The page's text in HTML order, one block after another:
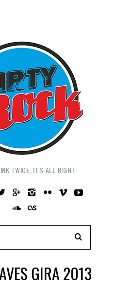
TWICE, IT'S ALL RIGHT
GIRA 2013